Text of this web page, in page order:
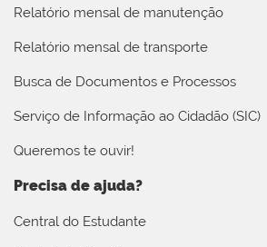
Relatório mensal de manutenção
Relatório mensal de transporte
Busca de Documentos e Processos
Serviço de Informação ao Cidadão (SIC)
Queremos te ouvir!
Precisa de ajuda?
Central do Estudante